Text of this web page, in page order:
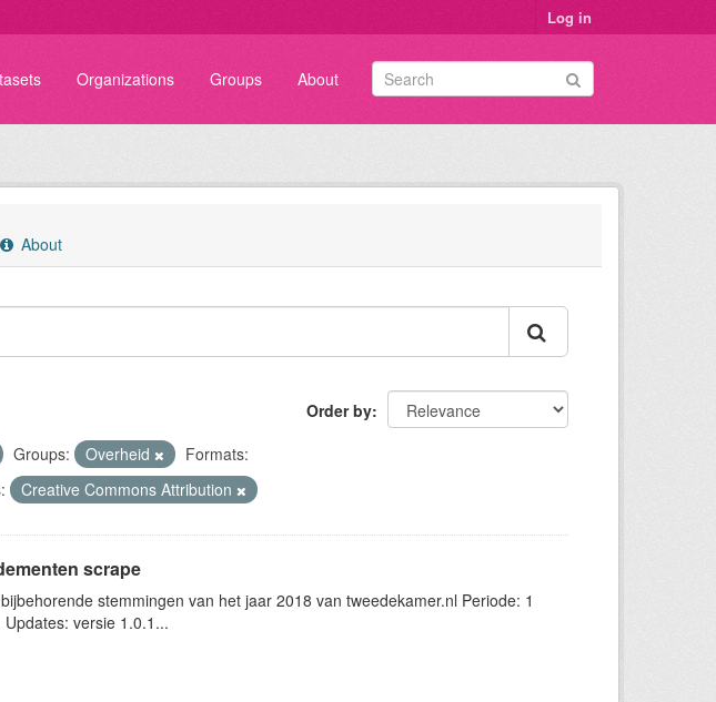
Log in
Organizations Groups About
About
Order by
Groups: Overheid
Formats:
Creative Commons Attribution
scrape
stemmingen van het jaar 2018 van tweedekamer.nl Periode: 1
versie 1.0.1...